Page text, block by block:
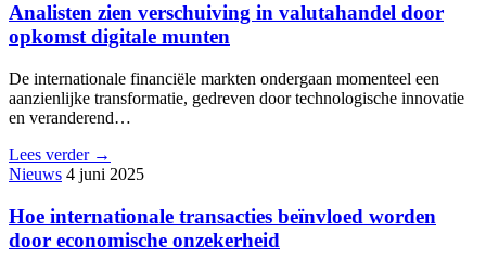
Analisten zien verschuiving in valutahandel door
opkomst digitale munten
De internationale financiële markten ondergaan momenteel een
aanzienlijke transformatie, gedreven door technologische innovatie
en veranderend…
Lees verder →
Nieuws 4 juni 2025
Hoe internationale transacties beïnvloed worden
door economische onzekerheid